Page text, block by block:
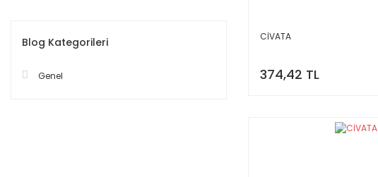
Blog Kategorileri
Genel
CİVATA
374,42 TL